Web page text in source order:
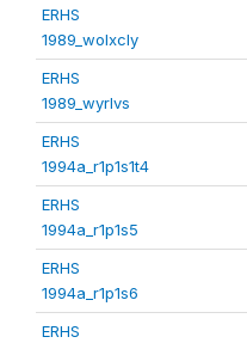
ERHS
1989_wolxcly
ERHS
1989_wyrlvs
ERHS
1994a_r1p1s1t4
ERHS
1994a_r1p1s5
ERHS
1994a_r1p1s6
ERHS